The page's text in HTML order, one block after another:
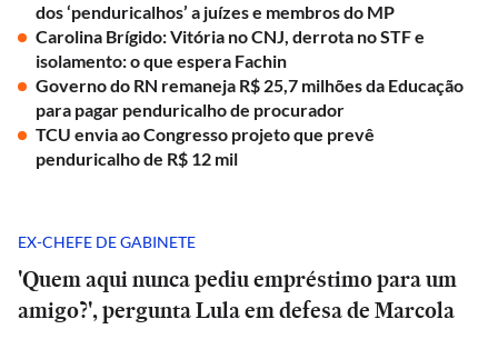
dos ‘penduricalhos’ a juízes e membros do MP
Carolina Brígido: Vitória no CNJ, derrota no STF e
isolamento: o que espera Fachin
Governo do RN remaneja R$ 25,7 milhões da Educação
para pagar penduricalho de procurador
TCU envia ao Congresso projeto que prevê
penduricalho de R$ 12 mil
EX-CHEFE DE GABINETE
'Quem aqui nunca pediu empréstimo para um
amigo?', pergunta Lula em defesa de Marcola